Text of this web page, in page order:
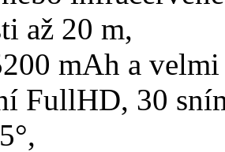
až 20 m,
mAh a
FullHD, 30